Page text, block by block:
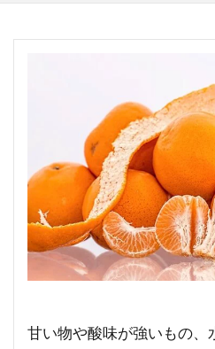
甘い物や酸味が強いもの、